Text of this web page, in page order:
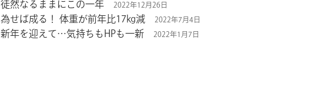
徒然なるままにこの一年 2022年12月26日
為せば成る！ 体重が前年比17㎏減 2022年7月4日
新年を迎えて…気持ちもHPも一新 2022年1月7日